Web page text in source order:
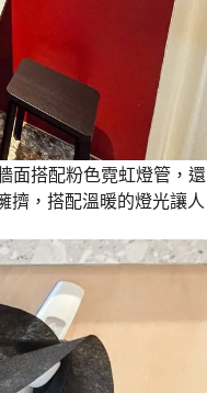
面搭配粉色霓虹燈管，還
擠，搭配溫暖的燈光讓人